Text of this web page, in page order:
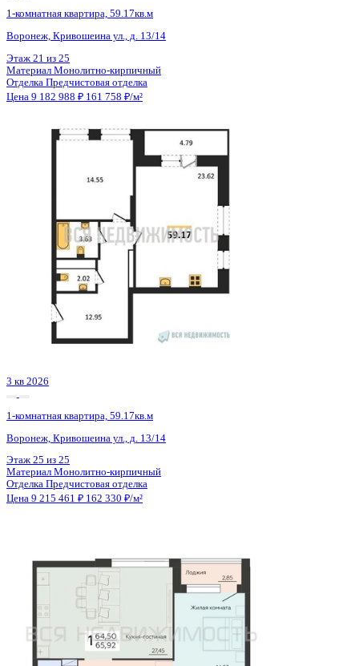
3 кв 2026
1-комнатная квартира, 59.17кв.м
Воронеж, Кривошеина ул., д. 13/14
Этаж 19 из 25
Материал
Цена 9 183 006 ₽ 161 758 ₽/м²